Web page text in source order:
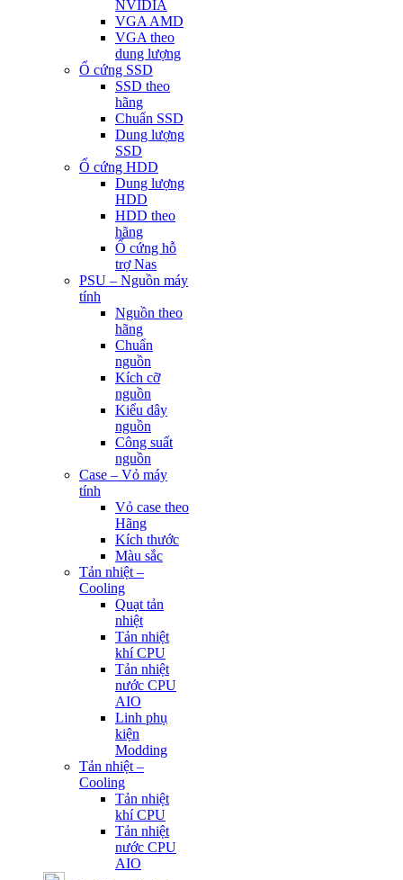
NVIDIA
VGA AMD
VGA theo
dung lượng
Ổ cứng SSD
SSD theo
hãng
Chuẩn SSD
Dung lượng
SSD
Ổ cứng HDD
Dung lượng
HDD
HDD theo
hãng
Ổ cứng hỗ
trợ Nas
PSU – Nguồn máy
tính
Nguồn theo
hãng
Chuẩn
nguồn
Kích cỡ
nguồn
Kiểu dây
nguồn
Công suất
nguồn
Case – Vỏ máy
tính
Vỏ case theo
Hãng
Kích thước
Màu sắc
Tản nhiệt –
Cooling
Quạt tản
nhiệt
Tản nhiệt
khí CPU
Tản nhiệt
nước CPU
AIO
Linh phụ
kiện
Modding
Tản nhiệt –
Cooling
Tản nhiệt
khí CPU
Tản nhiệt
nước CPU
AIO